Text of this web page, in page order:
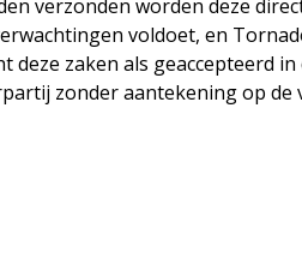
verzonden worden deze
voldoet, en
zaken als geaccepteerd
zonder aantekening op